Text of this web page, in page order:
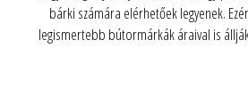
bárki számára elérhetőek legyenek.
legismertebb bútormárkák áraival is